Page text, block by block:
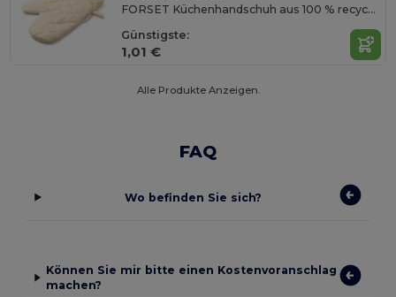
FORSET Küchenhandschuh aus 100 % recycelter Baumwolle
Günstigste:
1,01 €
Alle Produkte Anzeigen.
FAQ
Wo befinden Sie sich?
Können Sie mir bitte einen Kostenvoranschlag
machen?